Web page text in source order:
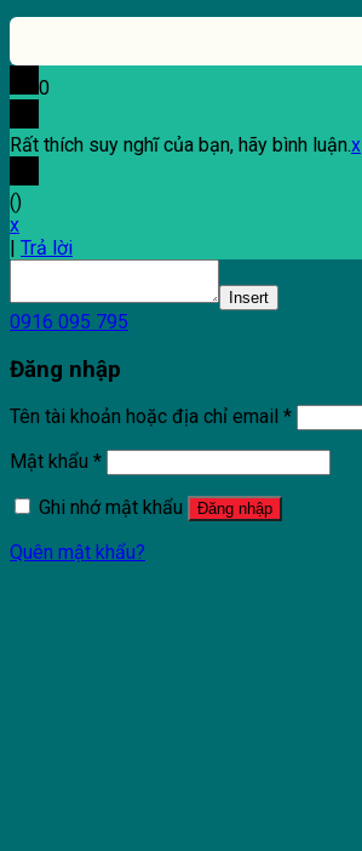
0
Rất thích suy nghĩ của bạn, hãy bình luận.x
()
x
| Trả lời
Insert
0916 095 795
Đăng nhập
Tên tài khoản hoặc địa chỉ email *
Mật khẩu *
Ghi nhớ mật khẩu
Đăng nhập
Quên mật khẩu?